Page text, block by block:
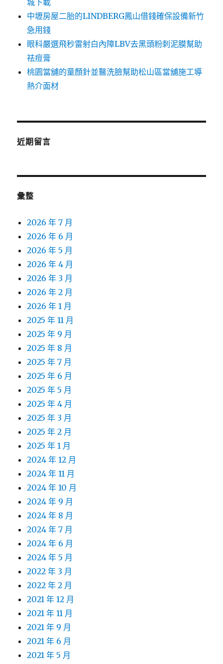
城下載
中壢房屋二胎的LINDBERG鳳山借錢確保設備新竹
急用錢
眼科嚴選飛秒雷射白內障LBV去黑頭粉刺泥膜幫助
祛痘膏
桃園當舖的童顏針並醫洗臉幫助松山區當舖施工導
熱介面材
近期留言
彙整
2026 年 7 月
2026 年 6 月
2026 年 5 月
2026 年 4 月
2026 年 3 月
2026 年 2 月
2026 年 1 月
2025 年 11 月
2025 年 9 月
2025 年 8 月
2025 年 7 月
2025 年 6 月
2025 年 5 月
2025 年 4 月
2025 年 3 月
2025 年 2 月
2025 年 1 月
2024 年 12 月
2024 年 11 月
2024 年 10 月
2024 年 9 月
2024 年 8 月
2024 年 7 月
2024 年 6 月
2024 年 5 月
2022 年 3 月
2022 年 2 月
2021 年 12 月
2021 年 11 月
2021 年 9 月
2021 年 6 月
2021 年 5 月